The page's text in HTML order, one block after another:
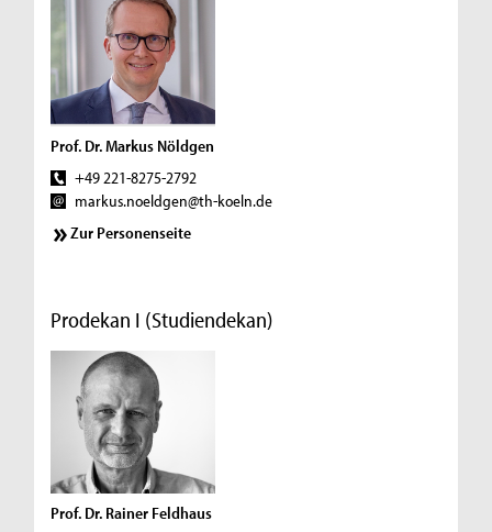
Prof. Dr. Markus Nöldgen
+49 221-8275-2792
markus.noeldgen@th-koeln.de
Zur Personenseite
Prodekan I (Studiendekan)
Prof. Dr. Rainer Feldhaus